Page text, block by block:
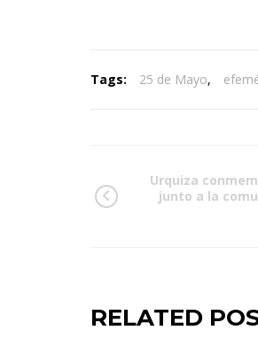
Tags: 25 de Mayo,
Urquiza
junto a la
RELATED